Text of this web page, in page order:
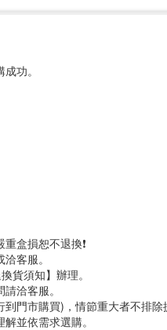
功。
盒損恕不退換❗
客服。
貨須知】辦理。
洽客服。
門市購買)，情節重大者不排除
並依需求選購。